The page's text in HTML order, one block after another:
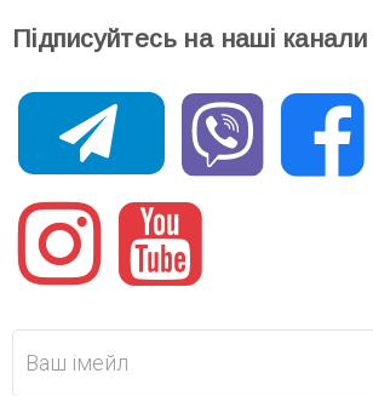
Підписуйтесь на наші